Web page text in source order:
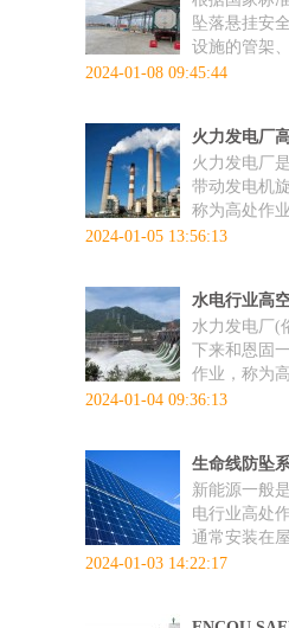
坠落悬挂安
设施的管架
2024-01-08 09:45:44
火力发电厂
火力发电厂
带动发电机
称为高处作
2024-01-05 13:56:13
水电行业高
水力发电厂(
下来和恩固
作业，称为
2024-01-04 09:36:13
生命线防坠
新能源一般
电行业高处
通常安装在屋
2024-01-03 14:22:17